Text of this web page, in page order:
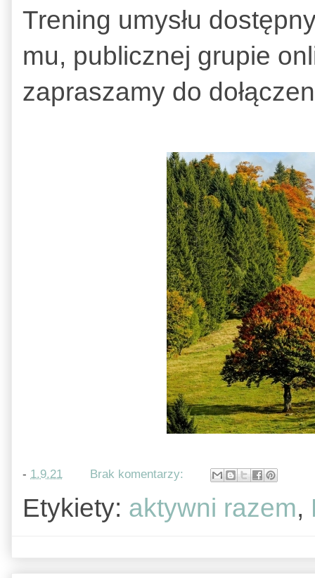
Trening umysłu
mu, publicznej grupie
zapraszamy do
- 1.9.21 Brak komentarzy:
Etykiety: aktywni razem,